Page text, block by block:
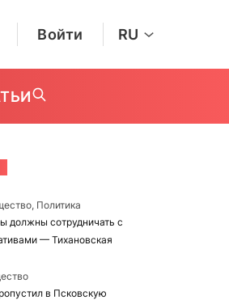
Войти RU
Политика
должны сотрудничать с
— Тихановская
в Псковскую